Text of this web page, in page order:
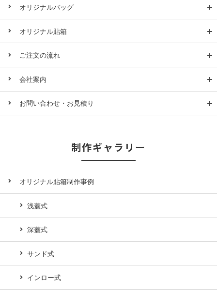
オリジナルバッグ
オリジナル貼箱
ご注文の流れ
会社案内
お問い合わせ・お見積り
制作ギャラリー
オリジナル貼箱制作事例
浅蓋式
深蓋式
サンド式
インロー式